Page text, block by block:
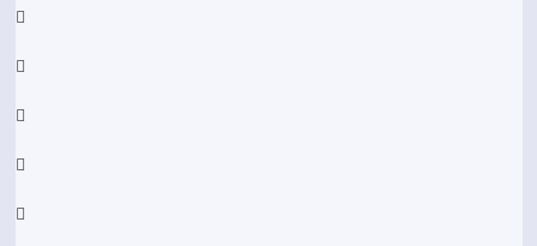
Facebook
YouTube
Telegram
Instagram
Twitter